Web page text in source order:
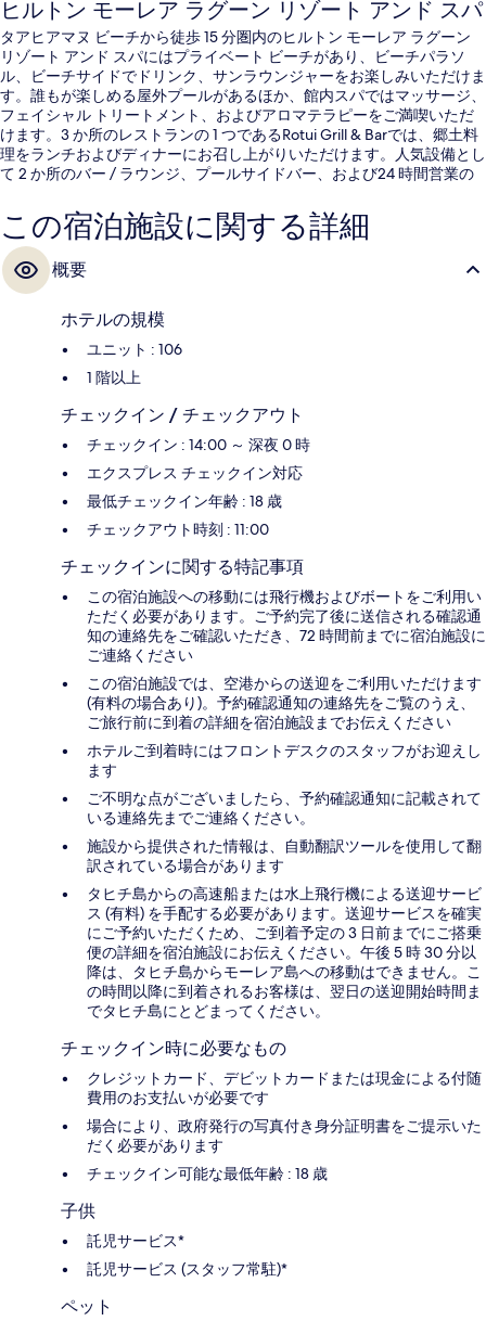
ヒルトン モーレア ラグーン リゾート アンド スパ
タアヒアマヌ ビーチから徒歩 15 分圏内のヒルトン モーレア ラグーン
リゾート アンド スパにはプライベート ビーチがあり、ビーチパラソ
ル、ビーチサイドでドリンク、サンラウンジャーをお楽しみいただけま
す。誰もが楽しめる屋外プールがあるほか、館内スパではマッサージ、
フェイシャル トリートメント、およびアロマテラピーをご満喫いただ
けます。3 か所のレストランの 1 つであるRotui Grill & Barでは、郷土料
理をランチおよびディナーにお召し上がりいただけます。人気設備とし
て 2 か所のバー / ラウンジ、プールサイドバー、および24 時間営業の
しています。
この宿泊施設に関する詳細
概要
ホテルの規模
ユニット : 106
1 階以上
チェックイン / チェックアウト
チェックイン : 14:00 ～ 深夜 0 時
エクスプレス チェックイン対応
最低チェックイン年齢 : 18 歳
チェックアウト時刻 : 11:00
チェックインに関する特記事項
この宿泊施設への移動には飛行機およびボートをご利用い
ただく必要があります。ご予約完了後に送信される確認通
知の連絡先をご確認いただき、72 時間前までに宿泊施設に
ご連絡ください
この宿泊施設では、空港からの送迎をご利用いただけます
(有料の場合あり)。予約確認通知の連絡先をご覧のうえ、
ご旅行前に到着の詳細を宿泊施設までお伝えください
ホテルご到着時にはフロントデスクのスタッフがお迎えし
ます
ご不明な点がございましたら、予約確認通知に記載されて
いる連絡先までご連絡ください。
施設から提供された情報は、自動翻訳ツールを使用して翻
訳されている場合があります
タヒチ島からの高速船または水上飛行機による送迎サービ
ス (有料) を手配する必要があります。送迎サービスを確実
にご予約いただくため、ご到着予定の 3 日前までにご搭乗
便の詳細を宿泊施設にお伝えください。午後 5 時 30 分以
降は、タヒチ島からモーレア島への移動はできません。こ
の時間以降に到着されるお客様は、翌日の送迎開始時間ま
でタヒチ島にとどまってください。
チェックイン時に必要なもの
クレジットカード、デビットカードまたは現金による付随
費用のお支払いが必要です
場合により、政府発行の写真付き身分証明書をご提示いた
だく必要があります
チェックイン可能な最低年齢 : 18 歳
子供
託児サービス*
託児サービス (スタッフ常駐)*
ペット